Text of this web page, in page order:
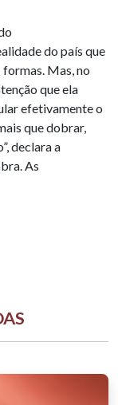
do país que
Mas, no
que ela
efetivamente o
que dobrar,
declara a
As